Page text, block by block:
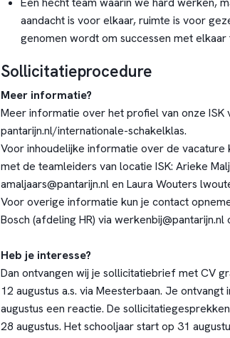
aandacht is voor elkaar, ruimte is voor
genomen wordt om successen met elkaar
Sollicitatieprocedure
Meer informatie?
Meer informatie over het profiel van onze ISK
pantarijn.nl/internationale-schakelklas.
Voor inhoudelijke informatie over de vacature
met de teamleiders van locatie ISK: Arieke
amaljaars@pantarijn.nl en Laura Wouters
Voor overige informatie kun je contact
Bosch (afdeling HR) via
Heb je interesse?
Dan ontvangen wij je sollicitatiebrief met CV
12 augustus a.s. via Meesterbaan. Je ontvangt
augustus een reactie. De
28 augustus. Het schooljaar start op 31